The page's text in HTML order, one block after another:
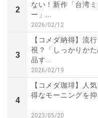
2
ない！新作「台湾
ー」...
2026/02/12
3
【コメダ納得】流
視？「しっかりか
品す...
2026/02/19
4
【コメダ珈琲】人
得なモーニングを
2023/05/20